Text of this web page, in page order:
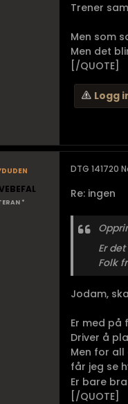
Trener
Men som
Men det
[/QUOTE]
Logg
*
DTG 141720
Re: ingen
Er
Folk
Jodam,
Er med på
Driver å
Men for
får jeg se
Er bare
[/QUOTE]